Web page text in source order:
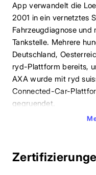
App verwandelt die
2001 in ein vernetztes
Fahrzeugdiagnose und
Tankstelle. Mehrere
Deutschland,
ryd-Plattform bereits,
AXA wurde mit ryd
Connected-Car-
gegruendet.